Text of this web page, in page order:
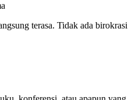
terasa. Tidak ada birokrasi